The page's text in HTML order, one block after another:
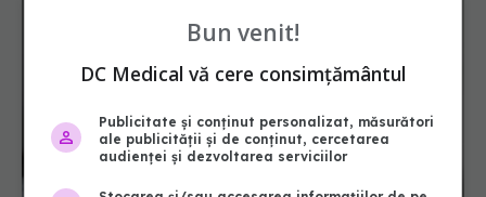
Bun venit!
DC Medical vă cere consimțământul
Publicitate și conținut personalizat, măsurători
ale publicității și de conținut, cercetarea
audienței și dezvoltarea serviciilor